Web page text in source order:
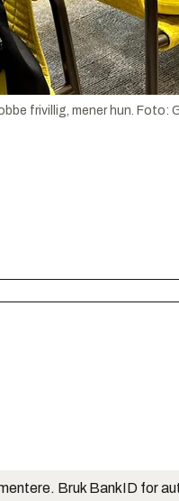
frivillig, mener hun. Foto:
Bruk BankID for